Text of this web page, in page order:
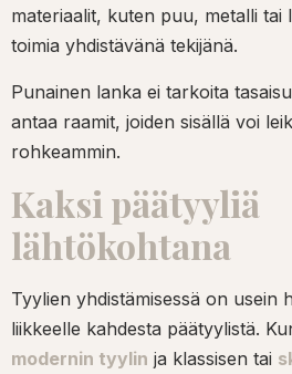
materiaalit, kuten puu, metalli
toimia yhdistävänä tekijänä.
Punainen lanka ei tarkoita
antaa raamit, joiden sisällä voi
rohkeammin.
Kaksi päätyyliä
lähtökohtana
Tyylien yhdistämisessä on usein
liikkeelle kahdesta päätyylistä.
modernin tyylin ja klassisen tai